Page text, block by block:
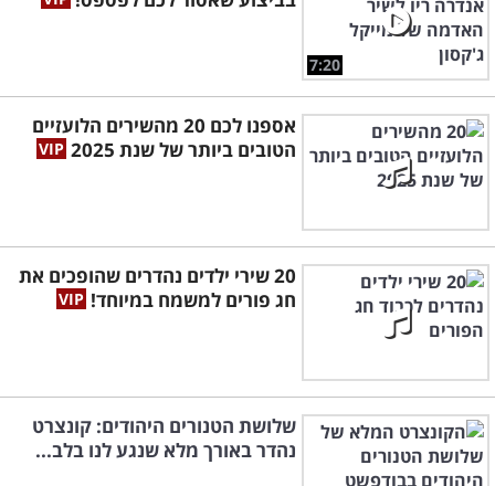
7:20
אספנו לכם 20 מהשירים הלועזיים
הטובים ביותר של שנת 2025
20 שירי ילדים נהדרים שהופכים את
חג פורים למשמח במיוחד!
שלושת הטנורים היהודים: קונצרט
נהדר באורך מלא שנגע לנו בלב...